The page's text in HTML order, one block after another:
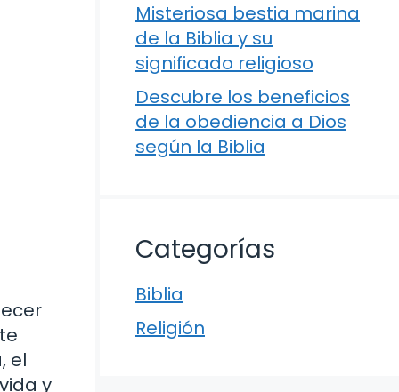
el
y
Misteriosa bestia marina
de la Biblia y su
significado religioso
Descubre los beneficios
de la obediencia a Dios
según la Biblia
Categorías
Biblia
Religión